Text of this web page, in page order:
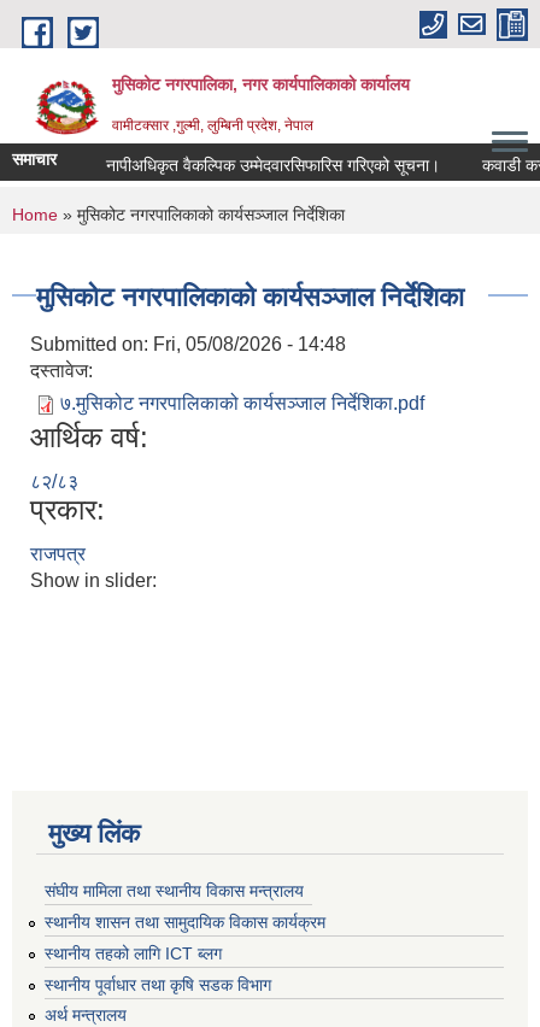
Skip to main content
मुसिकोट नगरपालिका, नगर कार्यपालिकाकाे कार्यालय
वामीटक्सार ,गुल्मी, लुम्बिनी प्रदेश, नेपाल
समाचार नापीअधिकृत वैकल्पिक उम्मेदवारसिफारिस गरिएको सूचना। कवाडी करको
You are here
Home » मुसिकोट नगरपालिकाको कार्यसञ्जाल निर्देशिका
मुसिकोट नगरपालिकाको कार्यसञ्जाल निर्देशिका
Submitted on: Fri, 05/08/2026 - 14:48
दस्तावेज:
७.मुसिकोट नगरपालिकाको कार्यसञ्जाल निर्देशिका.pdf
आर्थिक वर्ष:
८२/८३
प्रकार:
राजपत्र
Show in slider:
मुख्य लिंक
संघीय मामिला तथा स्थानीय विकास मन्त्रालय
स्थानीय शासन तथा सामुदायिक विकास कार्यक्रम
स्थानीय तहको लागि ICT ब्लग
स्थानीय पूर्वाधार तथा कृषि सडक विभाग
अर्थ मन्त्रालय